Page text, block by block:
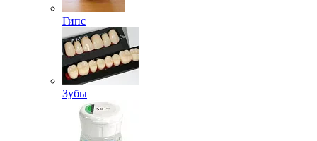
Гипс
Зубы